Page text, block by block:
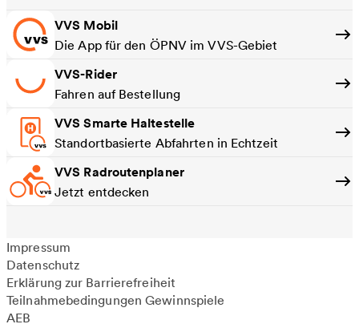
VVS Mobil
Die App für den ÖPNV im VVS-Gebiet
VVS-Rider
Fahren auf Bestellung
VVS Smarte Haltestelle
Standortbasierte Abfahrten in Echtzeit
VVS Radroutenplaner
Jetzt entdecken
Impressum
Datenschutz
Erklärung zur Barrierefreiheit
Teilnahmebedingungen Gewinnspiele
AEB